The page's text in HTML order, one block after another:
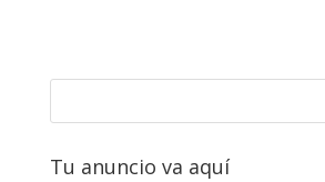
Tu anuncio va aquí